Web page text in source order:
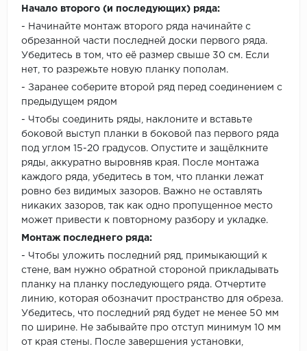
Начало второго (и последующих) ряда:
- Начинайте монтаж второго ряда начинайте с
обрезанной части последней доски первого ряда.
Убедитесь в том, что её размер свыше 30 см. Если
нет, то разрежьте новую планку пополам.
- Заранее соберите второй ряд перед соединением с
предыдущем рядом
- Чтобы соединить ряды, наклоните и вставьте
боковой выступ планки в боковой паз первого ряда
под углом 15-20 градусов. Опустите и защёлкните
ряды, аккуратно выровняв края. После монтажа
каждого ряда, убедитесь в том, что планки лежат
ровно без видимых зазоров. Важно не оставлять
никаких зазоров, так как одно пропущенное место
может привести к повторному разбору и укладке.
Монтаж последнего ряда:
- Чтобы уложить последний ряд, примыкающий к
стене, вам нужно обратной стороной прикладывать
планку на планку последующего ряда. Отчертите
линию, которая обозначит пространство для обреза.
Убедитесь, что последний ряд будет не менее 50 мм
по ширине. Не забывайте про отступ минимум 10 мм
от края стены. После завершения установки,